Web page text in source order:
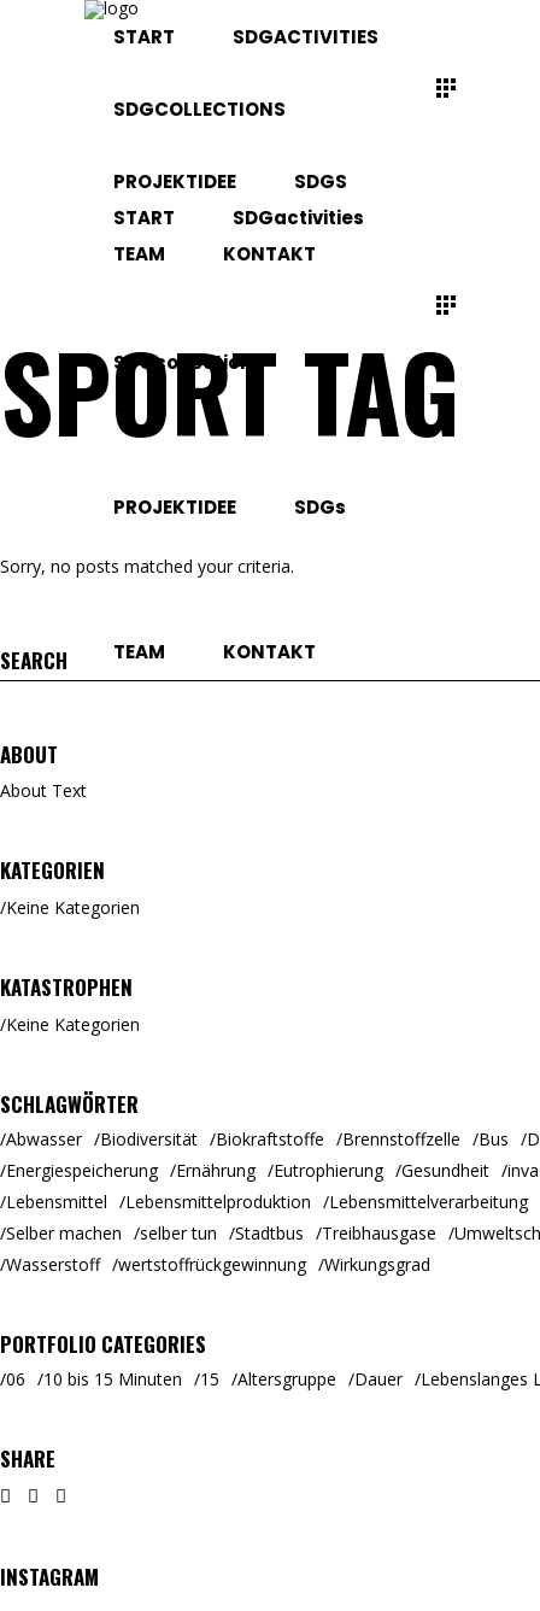
START SDGactivities
SDGcollections
PROJEKTIDEE SDGs
TEAM KONTAKT
START SDGACTIVITIES
SDGCOLLECTIONS
PROJEKTIDEE SDGS
TEAM KONTAKT
SPORT TAG
Sorry, no posts matched your criteria.
Search
for:
ABOUT
About Text
KATEGORIEN
Keine Kategorien
KATASTROPHEN
Keine Kategorien
SCHLAGWÖRTER
Abwasser Biodiversität Biokraftstoffe Brennstoffzelle Bus
Energiespeicherung
Ernährung Eutrophierung Gesundheit
Lebensmittel
Lebensmittelproduktion
Lebensmittelverarbeitung
Selber machen
selber tun Stadtbus Treibhausgase
Wasserstoff
wertstoffrückgewinnung Wirkungsgrad
PORTFOLIO CATEGORIES
06 10 bis 15 Minuten 15 Altersgruppe Dauer Lebenslanges
SHARE
INSTAGRAM